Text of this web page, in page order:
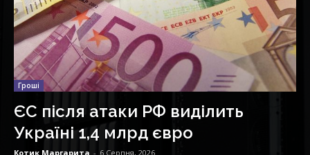
Гроші
ЄС після атаки РФ виділить
Україні 1,4 млрд євро
Котик Маргарита - 6 Серпня, 2026